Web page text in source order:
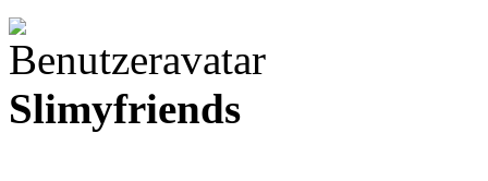
Slimyfriends